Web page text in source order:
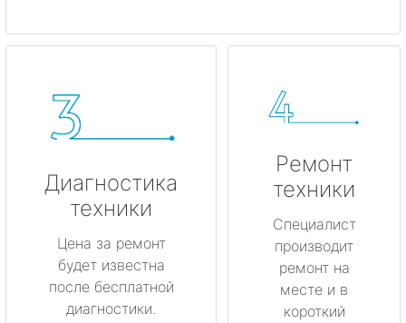
Диагностика
техники
Цена за ремонт
будет известна
после бесплатной
диагностики.
Ремонт
техники
Специалист
производит
ремонт на
месте и в
короткий